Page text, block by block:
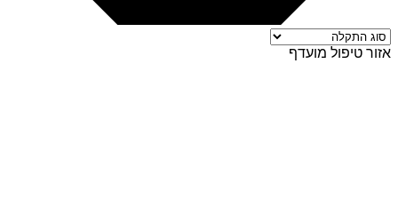
אזור טיפול מועדף